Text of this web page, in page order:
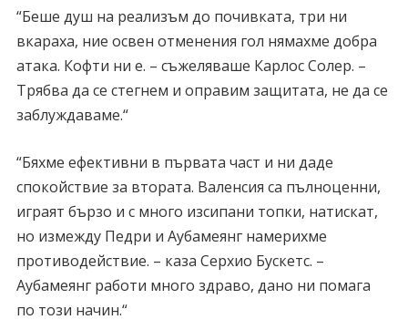
“Беше душ на реализъм до почивката, три ни
вкараха, ние освен отменения гол нямахме добра
атака. Кофти ни е. – съжеляваше Карлос Солер. –
Трябва да се стегнем и оправим защитата, не да се
заблуждаваме.“
“Бяхме ефективни в първата част и ни даде
спокойствие за втората. Валенсия са пълноценни,
играят бързо и с много изсипани топки, натискат,
но измежду Педри и Аубамеянг намерихме
противодействие. – каза Серхио Бускетс. –
Аубамеянг работи много здраво, дано ни помага
по този начин.“